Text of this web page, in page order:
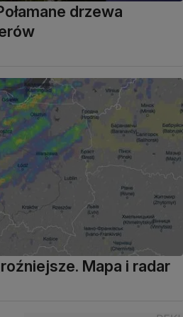
drzewa
Mapa i radar